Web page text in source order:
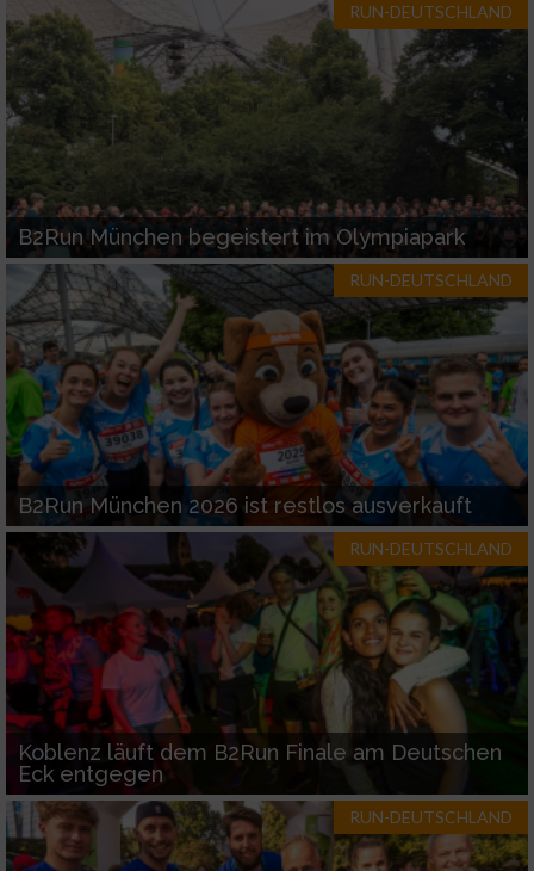
RUN-DEUTSCHLAND
B2Run München begeistert im Olympiapark
RUN-DEUTSCHLAND
B2Run München 2026 ist restlos ausverkauft
RUN-DEUTSCHLAND
Koblenz läuft dem B2Run Finale am Deutschen
Eck entgegen
RUN-DEUTSCHLAND